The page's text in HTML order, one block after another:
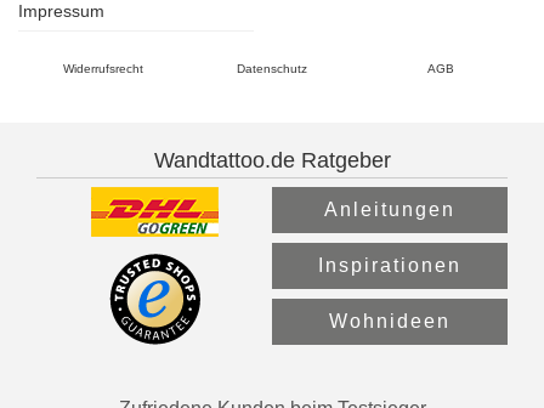
Impressum
Widerrufsrecht Datenschutz AGB
Wandtattoo.de Ratgeber
Anleitungen
Inspirationen
Wohnideen